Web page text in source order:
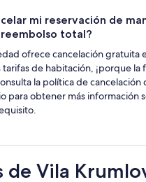
mi reservación de
total?
ofrece cancelación gratuita
de habitación, ¡porque la
la política de cancelación
para obtener más información
de Vila